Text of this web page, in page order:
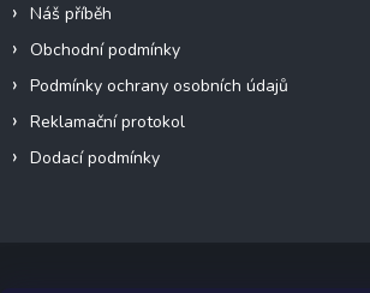
Náš příběh
Obchodní podmínky
Podmínky ochrany osobních údajů
Reklamační protokol
Dodací podmínky